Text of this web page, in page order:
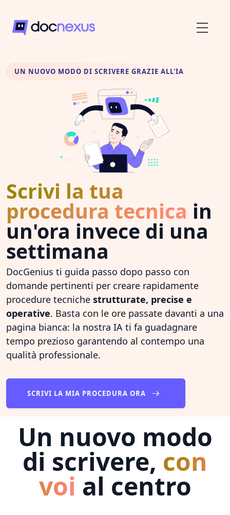
UN NUOVO MODO DI SCRIVERE GRAZIE ALL'IA
Scrivi la tua
procedura tecnica in
un'ora invece di una
settimana
DocGenius ti guida passo dopo passo con
domande pertinenti per creare rapidamente
procedure tecniche strutturate, precise e
operative. Basta con le ore passate davanti a una
pagina bianca: la nostra IA ti fa guadagnare
tempo prezioso garantendo al contempo una
qualità professionale.
SCRIVI LA MIA PROCEDURA ORA
Un nuovo modo
di scrivere, con
voi al centro